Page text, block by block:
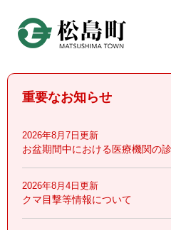
頭
重要なお知らせ
2026年8月7日更新
お盆期間中における医療機関の
2026年8月4日更新
クマ目撃等情報について